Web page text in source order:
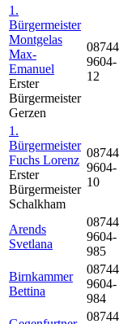
1.
Bürgermeister
Montgelas
Max-
Emanuel
Erster
Bürgermeister
Gerzen
08744
9604-
12
1.
Bürgermeister
Fuchs Lorenz
Erster
Bürgermeister
Schalkham
08744
9604-
10
Arends
Svetlana
08744
9604-
985
Birnkammer
Bettina
08744
9604-
984
08744